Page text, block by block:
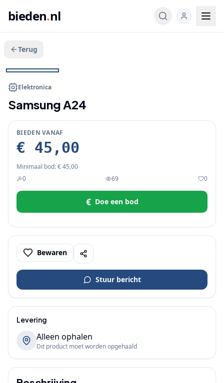
bieden.nl
Terug
Veeg voor meer
Elektronica
Samsung A24
BIEDEN VANAF
€ 45,00
Minimaal bod:€ 45,00
0
69 0
€ Doe een bod
Bewaren
Stuur bericht
Levering
Alleen ophalen
Dit product moet worden opgehaald